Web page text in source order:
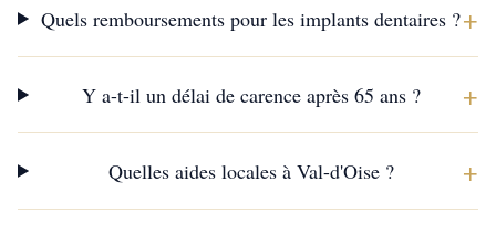
Quels remboursements pour les implants dentaires ?+
Y a-t-il un délai de carence après 65 ans ? +
Quelles aides locales à Val-d'Oise ? +